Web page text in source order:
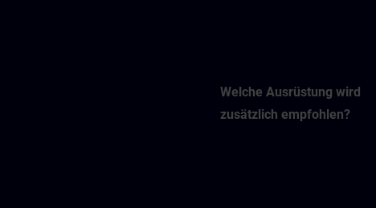
Welche Ausrüstung wird
zusätzlich empfohlen?